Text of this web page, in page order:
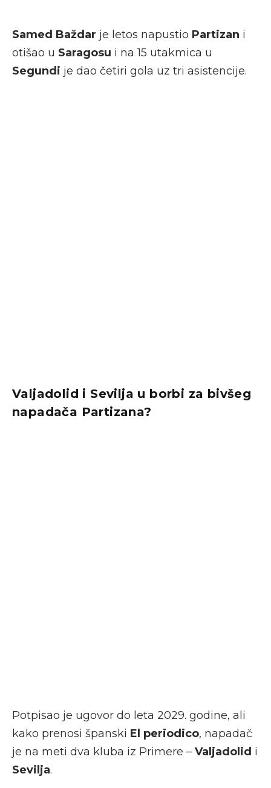
Samed Baždar je letos napustio Partizan i
otišao u Saragosu i na 15 utakmica u
Segundi je dao četiri gola uz tri asistencije.
Valjadolid i Sevilja u borbi za bivšeg
napadača Partizana?
Potpisao je ugovor do leta 2029. godine, ali
kako prenosi španski El periodico, napadač
je na meti dva kluba iz Primere – Valjadolid i
Sevilja.